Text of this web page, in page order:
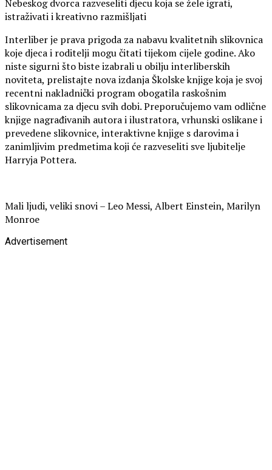
Nebeskog dvorca razveseliti djecu koja se žele igrati,
istraživati i kreativno razmišljati
Interliber je prava prigoda za nabavu kvalitetnih slikovnica
koje djeca i roditelji mogu čitati tijekom cijele godine. Ako
niste sigurni što biste izabrali u obilju interliberskih
noviteta, prelistajte nova izdanja Školske knjige koja je svoj
recentni nakladnički program obogatila raskošnim
slikovnicama za djecu svih dobi. Preporučujemo vam odlične
knjige nagrađivanih autora i ilustratora, vrhunski oslikane i
prevedene slikovnice, interaktivne knjige s darovima i
zanimljivim predmetima koji će razveseliti sve ljubitelje
Harryja Pottera.
Mali ljudi, veliki snovi – Leo Messi, Albert Einstein, Marilyn
Monroe
Advertisement